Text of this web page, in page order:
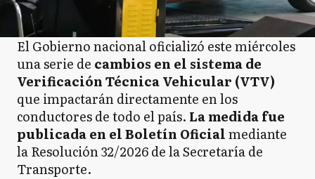
El Gobierno nacional oficializó este miércoles
una serie de cambios en el sistema de
Verificación Técnica Vehicular (VTV)
que impactarán directamente en los
conductores de todo el país. La medida fue
publicada en el Boletín Oficialmediante
la Resolución 32/2026 de la Secretaría de
Transporte.